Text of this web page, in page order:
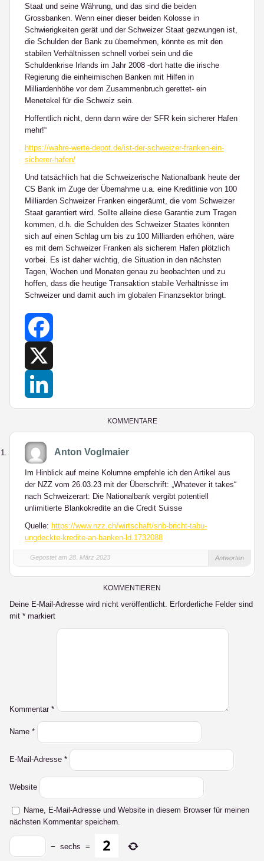
Staat und seine Währung, und das sind die beiden
Grossbanken. Wenn einer dieser beiden Kolosse in
Schwierigkeiten gerät und der Schweizer Staat gezwungen ist,
die Schulden der Bank zu übernehmen, könnte es mit den
stabilen Verhältnissen schnell vorbei sein und die
Schuldenkrise Irlands im Jahr 2008 -dort hatte die irische
Regierung die einheimischen Banken mit Hilfen in
Milliardenhöhe vor dem Zusammenbruch gerettet- ein
Menetekel für die Schweiz sein.
Hoffentlich nicht, denn dann wäre der SFR kein sicherer Hafen
mehr!“
https://wahre-werte-depot.de/ist-der-schweizer-franken-ein-
sicherer-hafen/
Und tatsächlich hat die Schweizerische Nationalbank heute der
CS Bank im Zuge der Übernahme u.a. eine Kreditlinie von 100
Milliarden Schweizer Franken eingeräumt, die vom Schweizer
Staat garantiert wird. Sollte alleine diese Garantie zum Tragen
kommen, d.h. die Schulden des Schweizer Staates könnten
sich auf einen Schlag um bis zu 100 Milliarden erhöhen, wäre
es mit dem Schweizer Franken als sicherem Hafen plötzlich
vorbei. Es ist daher wichtig, die Situation in den nächsten
Tagen, Wochen und Monaten genau zu beobachten und zu
hoffen, dass die heutige Transaktion stabile Verhältnisse im
Schweizer und damit auch im globalen Finanzsektor bringt.
Facebook
KOMMENTARE
Anton Voglmaier
Im Hinblick auf meine Kolumne empfehle ich den Artikel aus
der NZZ vom 26.03.23 mit der Überschrift: „Whatever it takes“
nach Schweizerart: Die Nationalbank vergibt potentiell
unlimitierte Blankokredite an die Credit Suisse
Quelle: https://www.nzz.ch/wirtschaft/snb-bricht-tabu-
ungdeckte-kredite-an-banken-ld.1732088
Gepostet am 28. März 2023 Antworten
KOMMENTIEREN
Deine E-Mail-Adresse wird nicht veröffentlicht. Erforderliche Felder sind
mit * markiert
Kommentar *
Name *
E-Mail-Adresse *
Website
Name, E-Mail-Adresse und Website in diesem Browser für meinen
nächsten Kommentar speichern.
− sechs =